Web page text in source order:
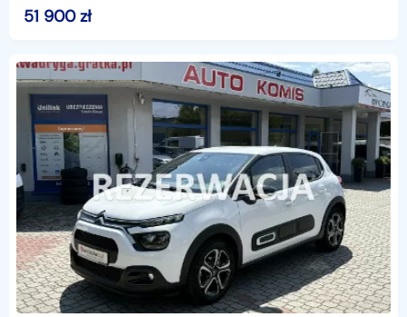
automatPrzebieg: 90.000kmRodzaj Paliwa: Benzyna ...Do zaof
51 900zł